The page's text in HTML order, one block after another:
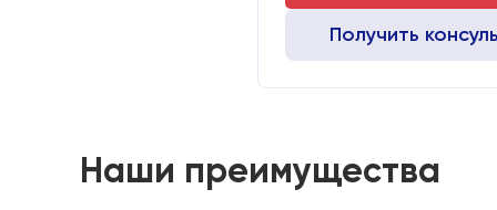
Получить
Наши преимущества